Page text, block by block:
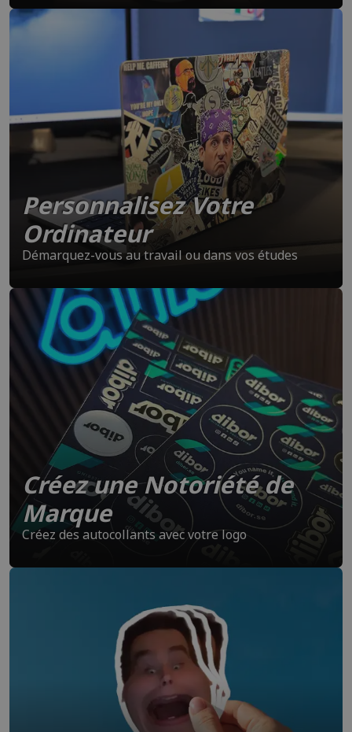
Personnalisez Votre
Ordinateur
Démarquez-vous au travail ou dans vos études
Créez une Notoriété de
Marque
Créez des autocollants avec votre logo